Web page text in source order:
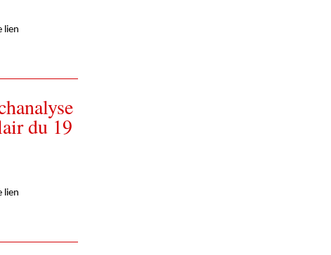
lien
du 19
lien